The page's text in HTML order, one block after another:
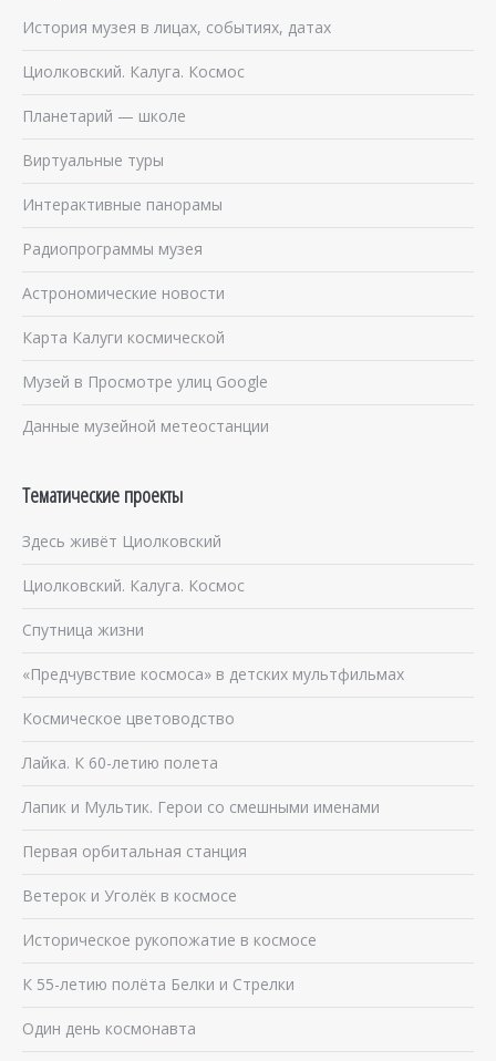
История музея в лицах, событиях, датах
Циолковский. Калуга. Космос
Планетарий — школе
Виртуальные туры
Интерактивные панорамы
Радиопрограммы музея
Астрономические новости
Карта Калуги космической
Музей в Просмотре улиц Google
Данные музейной метеостанции
Тематические проекты
Здесь живёт Циолковский
Циолковский. Калуга. Космос
Спутница жизни
«Предчувствие космоса» в детских мультфильмах
Космическое цветоводство
Лайка. К 60-летию полета
Лапик и Мультик. Герои со смешными именами
Первая орбитальная станция
Ветерок и Уголёк в космосе
Историческое рукопожатие в космосе
К 55-летию полёта Белки и Стрелки
Один день космонавта